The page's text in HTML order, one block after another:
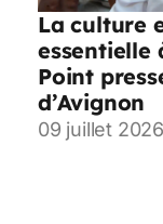
La culture
essentielle
Point
d’Avignon
09 juillet 2026